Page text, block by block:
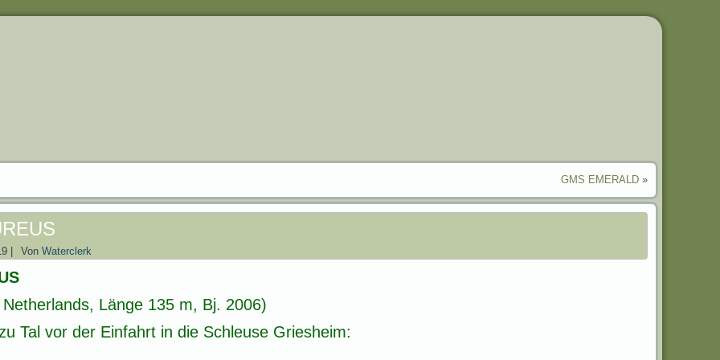
GMS EMERALD »
Von Waterclerk
Länge 135 m, Bj. 2006)
Tal vor der Einfahrt in die Schleuse Griesheim: